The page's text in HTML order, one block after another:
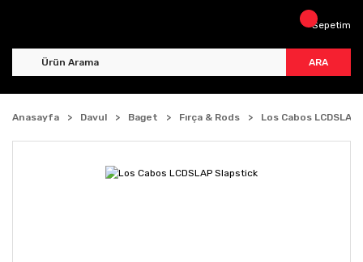
ARA
Sepetim
Anasayfa Davul Baget Fırça & Rods Los Cabos